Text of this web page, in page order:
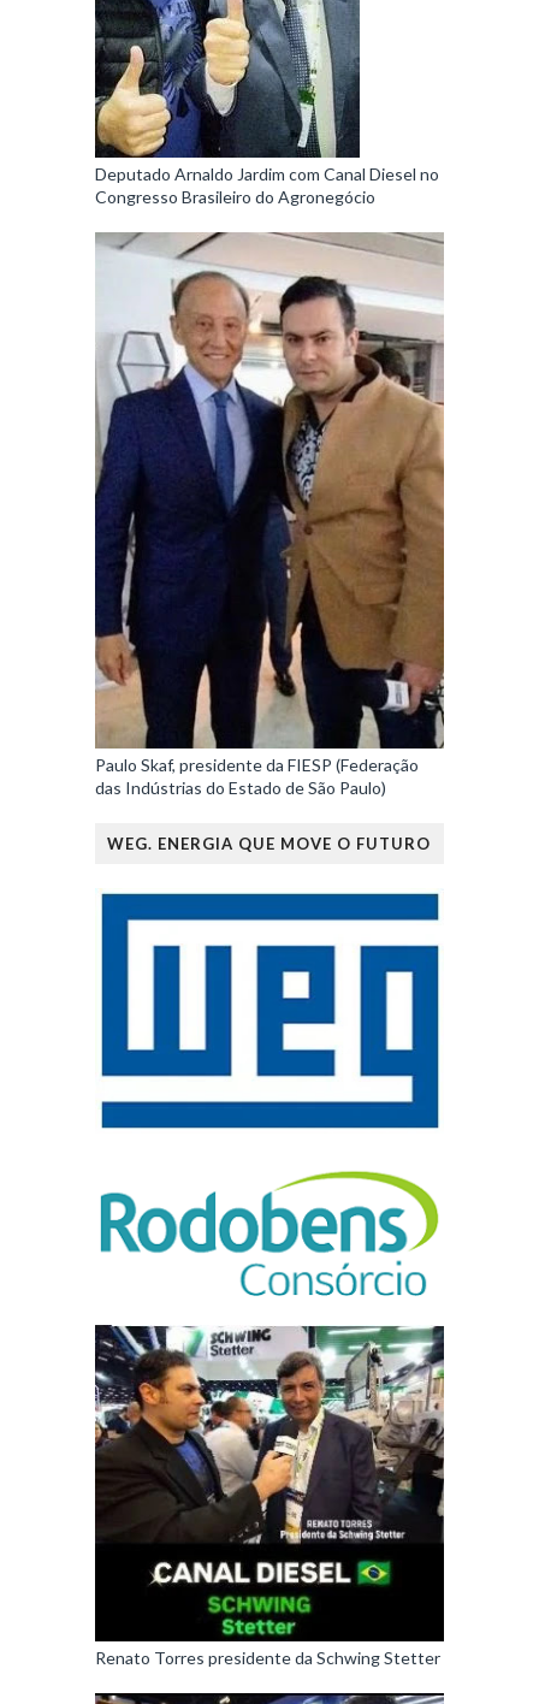
Deputado Arnaldo Jardim com Canal Diesel no
Congresso Brasileiro do Agronegócio
Paulo Skaf, presidente da FIESP (Federação
das Indústrias do Estado de São Paulo)
WEG. ENERGIA QUE MOVE O FUTURO
Renato Torres presidente da Schwing Stetter